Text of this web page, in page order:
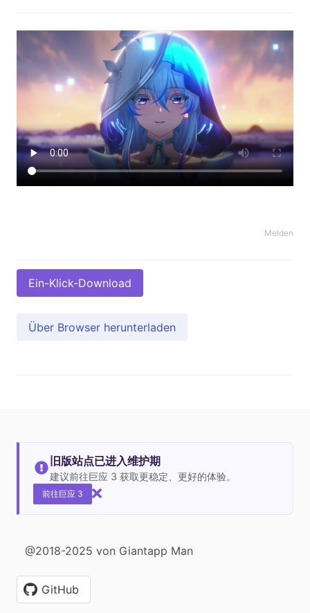
Melden
Ein-Klick-Download
Über Browser herunterladen
旧版站点已进入维护期
建议前往巨应 3 获取更稳定、更好的体验。
前往巨应 3
@2018-2025 von Giantapp Man
GitHub